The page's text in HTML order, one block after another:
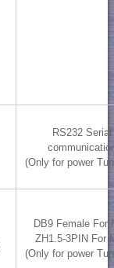
RS232 Serial
(Only for power
DB9 Female For
ZH1.5-3PIN For
(Only for power